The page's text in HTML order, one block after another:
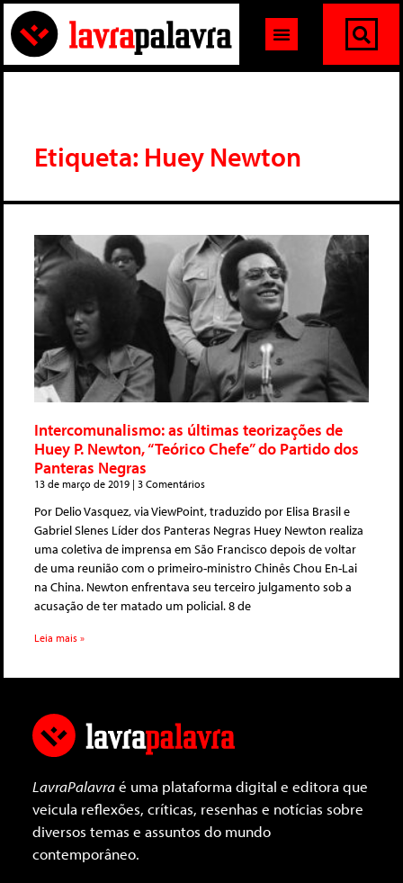
Etiqueta: Huey Newton
Intercomunalismo: as últimas teorizações de
Huey P. Newton, “Teórico Chefe” do Partido dos
Panteras Negras
13 de março de 2019 3 Comentários
Por Delio Vasquez, via ViewPoint, traduzido por Elisa Brasil e
Gabriel Slenes Líder dos Panteras Negras Huey Newton realiza
uma coletiva de imprensa em São Francisco depois de voltar
de uma reunião com o primeiro-ministro Chinês Chou En-Lai
na China. Newton enfrentava seu terceiro julgamento sob a
acusação de ter matado um policial. 8 de
Leia mais »
LavraPalavraé uma plataforma digital e editora que
veicula reflexões, críticas, resenhas e notícias sobre
diversos temas e assuntos do mundo
contemporâneo.